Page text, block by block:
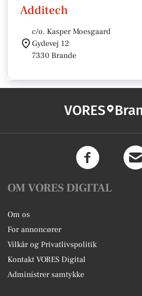
Additech
c/o. Kasper Moesgaard
Gydevej 12
7330 Brande
VORES
OM VORES DIGITAL
Om os
For annoncører
Vilkår og Privatlivspolitik
Kontakt VORES Digital
Administrer samtykke